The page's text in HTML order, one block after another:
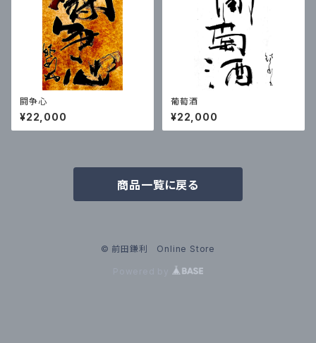
闘争心
¥22,000
葡萄酒
¥22,000
商品一覧に戻る
© 前田鎌利 Online Store